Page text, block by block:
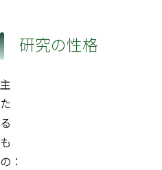
研究の性格
主
た
る
も
の：